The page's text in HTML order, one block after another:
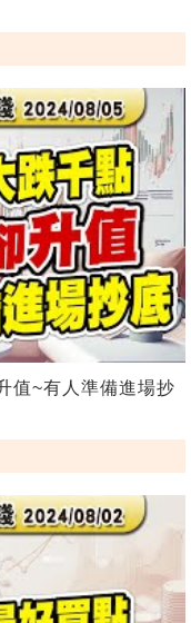
值~有人準備進場抄